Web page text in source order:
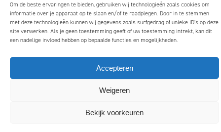
Om de beste ervaringen te bieden, gebruiken wij technologieën zoals cookies om
informatie over je apparaat op te slaan en/of te raadplegen. Door in te stemmen
met deze technologieën kunnen wij gegevens zoals surfgedrag of unieke ID's op deze
site verwerken. Als je geen toestemming geeft of uw toestemming intrekt, kan dit
een nadelige invloed hebben op bepaalde functies en mogelijkheden.
Accepteren
Weigeren
Bekijk voorkeuren
laat
mensen
glimlachen
ondersteuning
en
jaarverslagen
Privacybeleid Algemene Voorwaarden Cookiebeleid (EU)